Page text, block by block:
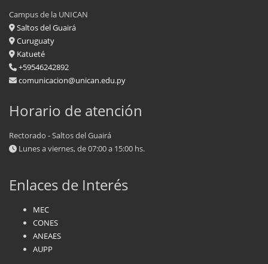
Campus de la UNICAN
Saltos del Guairá
Curuguaty
Katueté
+59546242892
comunicacion@unican.edu.py
Horario de atención
Rectorado - Saltos del Guairá
Lunes a viernes, de 07:00 a 15:00 hs.
Enlaces de Interés
MEC
CONES
ANEAES
AUPP